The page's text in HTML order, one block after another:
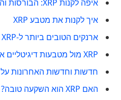
איפה לקנות XRP: הבורסות והפלטפורמות הטובות ביותר
איך לקנות את מטבע XRP
ארנקים הטובים ביותר ל-XRP
XRP מול מטבעות דיגיטליים אחרים
חדשות וחדשות האחרונות על XRP
האם XRP הוא השקעה טובה? ניתוח סיכונים ושיקולים